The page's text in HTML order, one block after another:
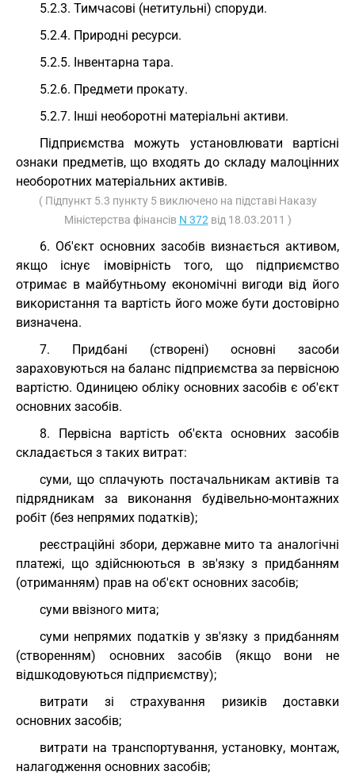
5.2.3. Тимчасові (нетитульні) споруди.
5.2.4. Природні ресурси.
5.2.5. Інвентарна тара.
5.2.6. Предмети прокату.
5.2.7. Інші необоротні матеріальні активи.
Підприємства можуть установлювати вартісні
ознаки предметів, що входять до складу малоцінних
необоротних матеріальних активів.
( Підпункт 5.3 пункту 5 виключено на підставі Наказу
Міністерства фінансів N 372 від 18.03.2011 )
6. Об'єкт основних засобів визнається активом,
якщо існує імовірність того, що підприємство
отримає в майбутньому економічні вигоди від його
використання та вартість його може бути достовірно
визначена.
7. Придбані (створені) основні засоби
зараховуються на баланс підприємства за первісною
вартістю. Одиницею обліку основних засобів є об'єкт
основних засобів.
8. Первісна вартість об'єкта основних засобів
складається з таких витрат:
суми, що сплачують постачальникам активів та
підрядникам за виконання будівельно-монтажних
робіт (без непрямих податків);
реєстраційні збори, державне мито та аналогічні
платежі, що здійснюються в зв'язку з придбанням
(отриманням) прав на об'єкт основних засобів;
суми ввізного мита;
суми непрямих податків у зв'язку з придбанням
(створенням) основних засобів (якщо вони не
відшкодовуються підприємству);
витрати зі страхування ризиків доставки
основних засобів;
витрати на транспортування, установку, монтаж,
налагодження основних засобів;